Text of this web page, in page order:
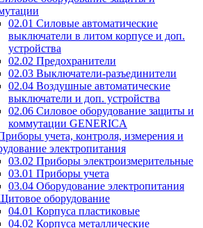
02.01 Силовые автоматические
выключатели в литом корпусе и доп.
устройства
02.02 Предохранители
02.03 Выключатели-разъединители
02.04 Воздушные автоматические
выключатели и доп. устройства
02.06 Силовое оборудование защиты и
коммутации GENERICA
учета, контроля, измерения и
электропитания
03.02 Приборы электроизмерительные
03.01 Приборы учета
03.04 Оборудование электропитания
оборудование
04.01 Корпуса пластиковые
04.02 Корпуса металлические